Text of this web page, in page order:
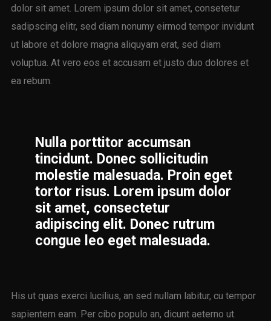
dolor sit amet. Lorem ipsum dolor sit amet, consetetur
sadipscing elitr, sed diam nonumy eirmod tempor invidunt
ut labore et dolore magna aliquyam erat, sed diam
voluptua. At vero eos et accusam et justo duo dolores et
ea rebum.
Nulla porttitor accumsan
tincidunt. Donec sollicitudin
molestie malesuada. Proin eget
tortor risus. Lorem ipsum dolor
sit amet, consectetur
adipiscing elit. Donec rutrum
congue leo eget malesuada.
His ut quas exerci lucilius, an sed nullam labitur, cu tempor
sapientem eam. Per cibo populo an, dicunt aeterno ut.